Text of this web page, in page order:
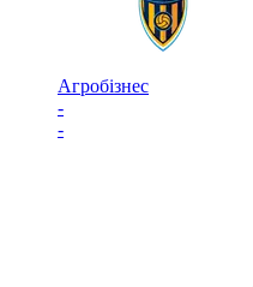
Агробізнес
-
-